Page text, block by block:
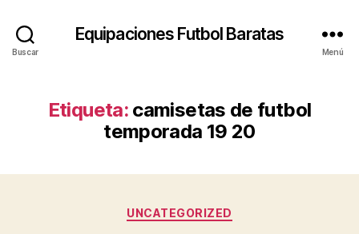
Buscar
Equipaciones Futbol Baratas
Menú
Etiqueta: camisetas de futbol
temporada 19 20
Categorías
UNCATEGORIZED